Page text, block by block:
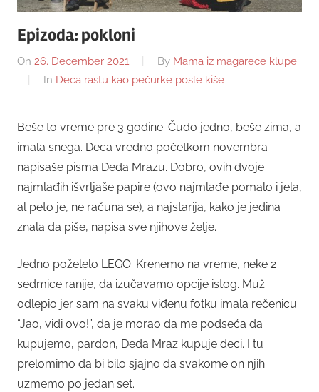
Epizoda: pokloni
On 26. December 2021. By Mama iz magarece klupe
In Deca rastu kao pečurke posle kiše
Beše to vreme pre 3 godine. Čudo jedno, beše zima, a
imala snega. Deca vredno početkom novembra
napisaše pisma Deda Mrazu. Dobro, ovih dvoje
najmlađih išvrljaše papire (ovo najmlađe pomalo i jela,
al peto je, ne računa se), a najstarija, kako je jedina
znala da piše, napisa sve njihove želje.
Jedno poželelo LEGO. Krenemo na vreme, neke 2
sedmice ranije, da izučavamo opcije istog. Muž
odlepio jer sam na svaku viđenu fotku imala rečenicu
“Jao, vidi ovo!”, da je morao da me podseća da
kupujemo, pardon, Deda Mraz kupuje deci. I tu
prelomimo da bi bilo sjajno da svakome on njih
uzmemo po jedan set.